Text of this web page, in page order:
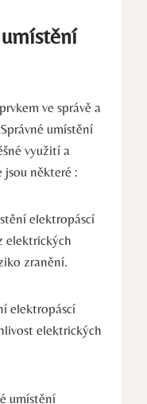
ve správě a
umístění
využití a
některé :
elektropáscí
elektrických
zranění.
elektropáscí
elektrických
umístění